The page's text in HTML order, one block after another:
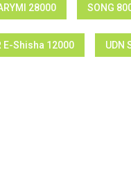
28000 SONG
E-Shisha 12000 UDN